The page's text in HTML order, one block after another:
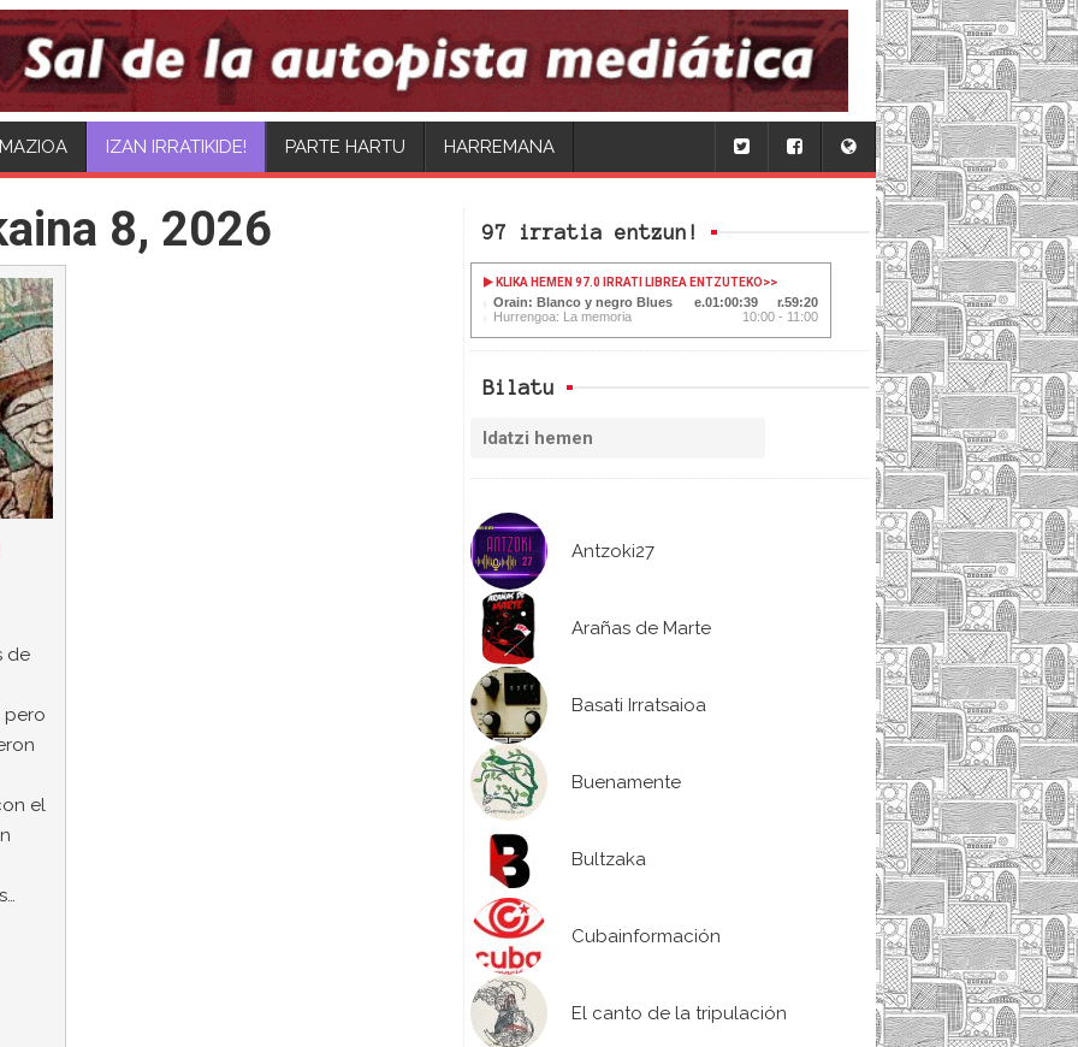
IZAN IRRATIKIDE! PARTE HARTU HARREMANA
97 irratia entzun!
KLIKA HEMEN 97.0 IRRATI LIBREA ENTZUTEKO>>
Orain: Blanco y negro Blues 01:00:41
59:18
Hurrengoa: La memoria
10:00 - 11:00
Bilatu
Antzoki27
Arañas de Marte
Basati Irratsaioa
Buenamente
Bultzaka
Cubainformación
El canto de la tripulación
8, 2026
de
pero
el